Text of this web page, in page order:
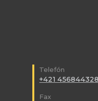
Telefón
+421 456844328
Fax